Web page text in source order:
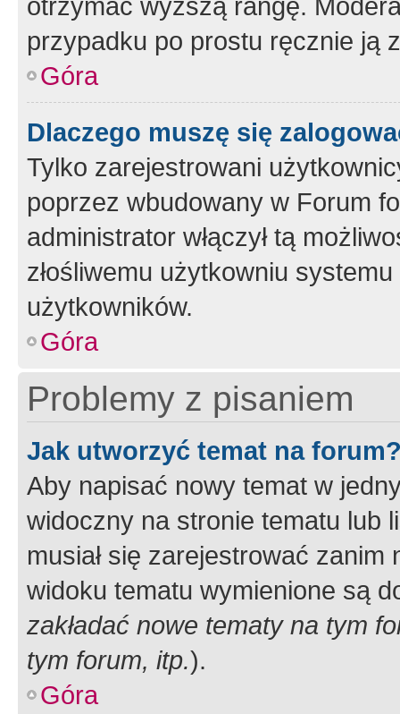
przypadku po prostu ręcznie ją
Góra
Dlaczego muszę się
Tylko zarejestrowani
poprzez wbudowany w Forum
administrator włączył tą
złośliwemu użytkowniu
użytkowników.
Góra
Problemy z pisaniem
Jak utworzyć temat na
Aby napisać nowy temat w
widoczny na stronie tematu lub
musiał się zarejestrować
widoku tematu wymienione są
zakładać nowe tematy na tym
tym forum, itp.).
Góra